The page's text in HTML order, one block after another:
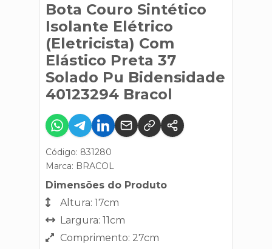
Bota Couro Sintético
Isolante Elétrico
(Eletricista) Com
Elástico Preta 37
Solado Pu Bidensidade
40123294 Bracol
Código: 831280
Marca: BRACOL
Dimensões do Produto
Altura: 17cm
Largura: 11cm
Comprimento: 27cm